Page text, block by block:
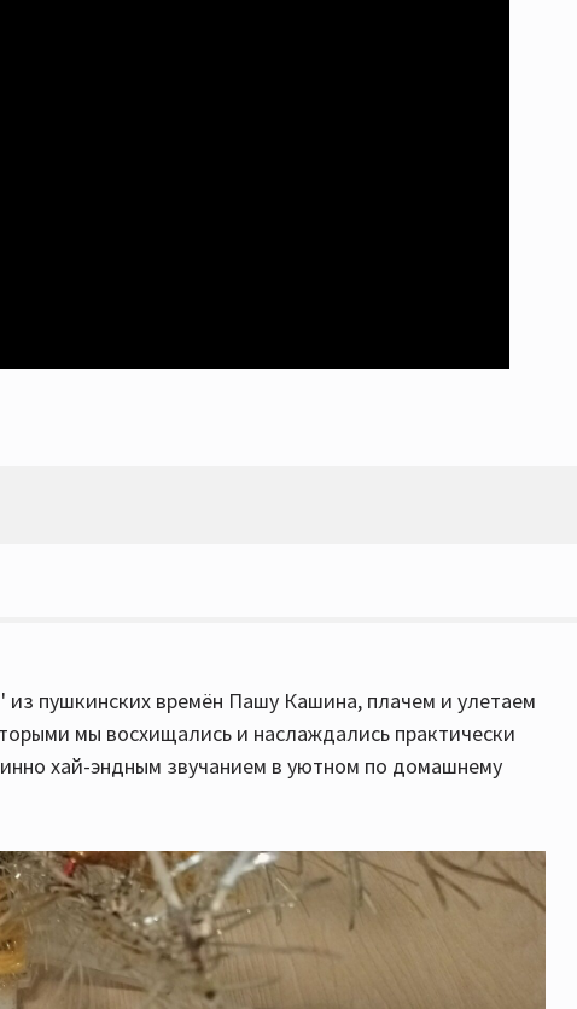
пушкинских времён Пашу Кашина, плачем и улетаем
мы восхищались и наслаждались практически
хай-эндным звучанием в уютном по домашнему